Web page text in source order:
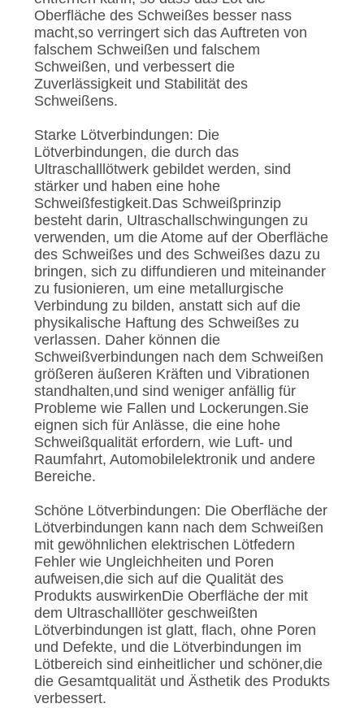
Oberfläche des Schweißes besser nass
macht,so verringert sich das Auftreten von
falschem Schweißen und falschem
Schweißen, und verbessert die
Zuverlässigkeit und Stabilität des
Schweißens.
Starke Lötverbindungen: Die
Lötverbindungen, die durch das
Ultraschalllötwerk gebildet werden, sind
stärker und haben eine hohe
Schweißfestigkeit.Das Schweißprinzip
besteht darin, Ultraschallschwingungen zu
verwenden, um die Atome auf der Oberfläche
des Schweißes und des Schweißes dazu zu
bringen, sich zu diffundieren und miteinander
zu fusionieren, um eine metallurgische
Verbindung zu bilden, anstatt sich auf die
physikalische Haftung des Schweißes zu
verlassen. Daher können die
Schweißverbindungen nach dem Schweißen
größeren äußeren Kräften und Vibrationen
standhalten,und sind weniger anfällig für
Probleme wie Fallen und Lockerungen.Sie
eignen sich für Anlässe, die eine hohe
Schweißqualität erfordern, wie Luft- und
Raumfahrt, Automobilelektronik und andere
Bereiche.
Schöne Lötverbindungen: Die Oberfläche der
Lötverbindungen kann nach dem Schweißen
mit gewöhnlichen elektrischen Lötfedern
Fehler wie Ungleichheiten und Poren
aufweisen,die sich auf die Qualität des
Produkts auswirkenDie Oberfläche der mit
dem Ultraschalllöter geschweißten
Lötverbindungen ist glatt, flach, ohne Poren
und Defekte, und die Lötverbindungen im
Lötbereich sind einheitlicher und schöner,die
die Gesamtqualität und Ästhetik des Produkts
verbessert.